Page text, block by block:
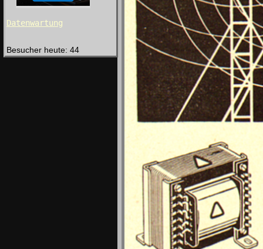
Datenwartung
Besucher heute: 44